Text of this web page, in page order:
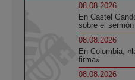
08.08.2026
En Castel
sobre el
08.08.2026
En Colombia,
firma»
08.08.2026